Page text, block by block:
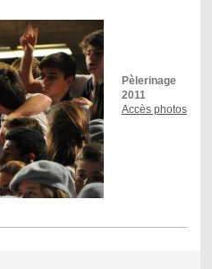
Pèlerinage
2011
Accès photos